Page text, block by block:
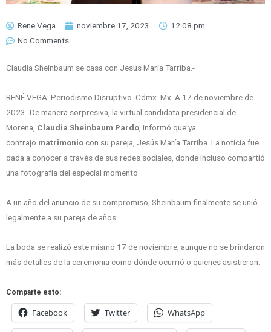
Rene Vega noviembre 17, 2023
12:08 pm
No Comments
Claudia Sheinbaum se casa con Jesús María Tarriba.-
RENÉ VEGA: Periodismo Disruptivo. Cdmx. Mx. A 17 de noviembre de
2023.-De manera sorpresiva, la virtual candidata presidencial de
Morena, Claudia Sheinbaum Pardo , informó que ya
contrajo matrimoniocon su pareja, Jesús María Tarriba. La noticia fue
dada a conocer a través de sus redes sociales, donde incluso compartió
una fotografía del especial momento.
A un año del anuncio de su compromiso, Sheinbaum finalmente se unió
legalmente a su pareja de años.
La boda se realizó este mismo 17 de noviembre, aunque no se brindaron
más detalles de la ceremonia como dónde ocurrió o quienes asistieron.
Comparte esto:
Facebook Twitter WhatsApp